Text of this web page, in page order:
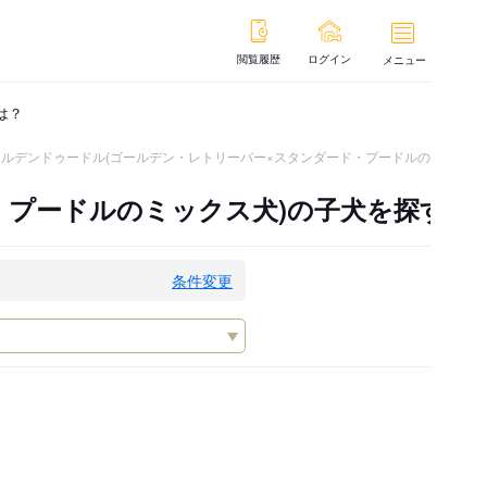
閲覧履歴 ログイン メニュー
？
デンドゥードル(ゴールデン・レトリーバー×スタンダード・プードルのミック
ードルのミックス犬)の子犬を探す
条件変更